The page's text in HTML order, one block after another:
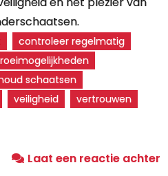
controleer regelmatig
schaatsen
veiligheid
vertrouwen
Laat een reactie achterop